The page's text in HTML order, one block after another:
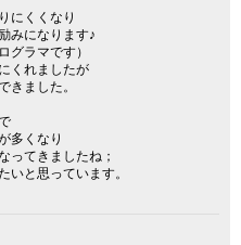
にくくなり
みになります♪
グラマです）
くれましたが
きました。
多くなり
ってきましたね；
いと思っています。